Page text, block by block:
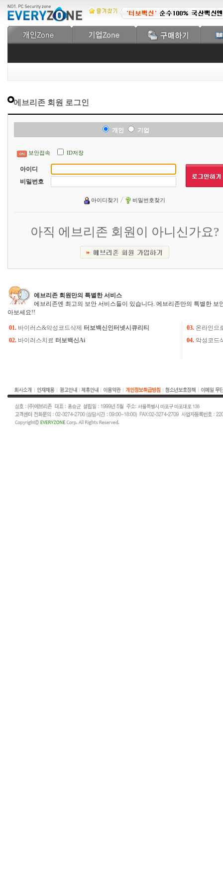
에브리존 회원 로그인
개인 기업
보안접속 ID저장
아이디
비밀번호
아이디찾기 비밀번호찾기
아직 에브리존 회원이 아니신가요?
에브리존 회원만의 특별한 서비스
에브리존엔 최고의 보안 서비스들이 있습니다. 에브리존만의 특별한 보
아보세요!!
01. 바이러스&악성코드삭제 터보백신인터넷시큐리티 03. 온라인으
02. 바이러스치료 터보백신Ai 04. 악성코드